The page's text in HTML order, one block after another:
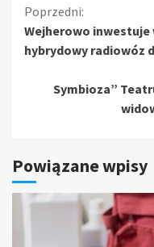
Kontynuuj
czytanie
Poprzedni:
Wejherowo
hybrydowy radiowóz
Symbioza”
Powiązane wpisy